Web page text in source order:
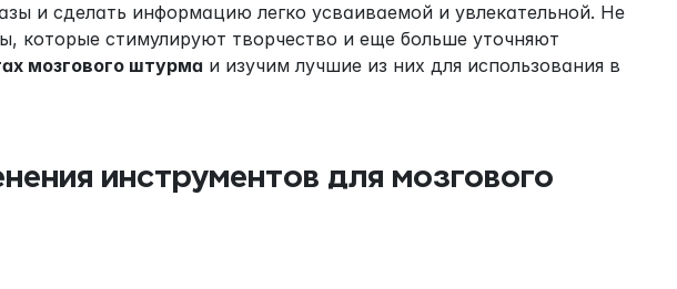
и сделать информацию легко усваиваемой и увлекательной. Не
которые стимулируют творчество и еще больше уточняют
мозгового штурма и изучим лучшие из них для использования в
инструментов для мозгового